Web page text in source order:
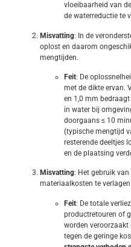
vloeibaarheid van
de waterreductie te
Misvatting: In de
oplost en daarom
mengtijden.
Feit: De
met de dikte ervan.
en 1,0 mm
in water bij
doorgaans ≤ 10
(typische mengtijd
resterende deeltjes
en de plaatsing
Misvatting: Het gebruik
materiaalkosten te verlagen.
Feit: De totale
productretouren of
worden veroorzaakt
tegen de geringe